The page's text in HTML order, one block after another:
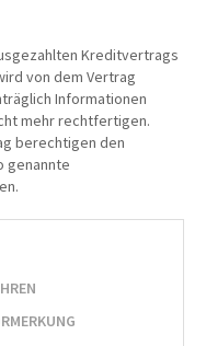
Kreditvertrags
von dem Vertrag
Informationen
mehr rechtfertigen.
berechtigen den
genannte